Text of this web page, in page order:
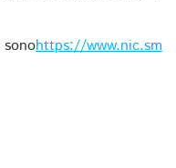
https://www.nic.sm